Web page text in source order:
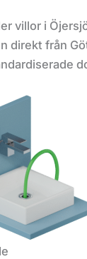
villor i
direkt från